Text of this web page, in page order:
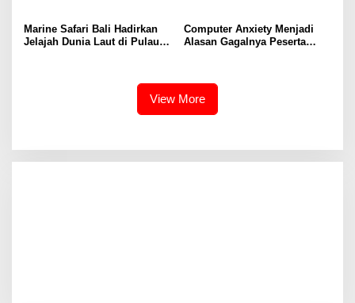
Marine Safari Bali Hadirkan
Jelajah Dunia Laut di Pulau
Computer Anxiety Menjadi
Alasan Gagalnya Peserta
View More